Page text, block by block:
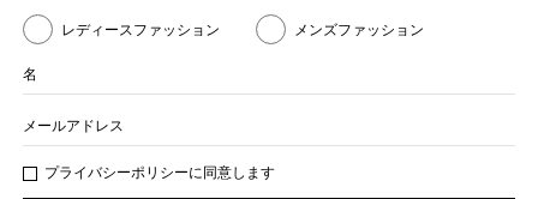
レディースファッション メンズファッション
名
メールアドレス
プライバシーポリシーに同意します